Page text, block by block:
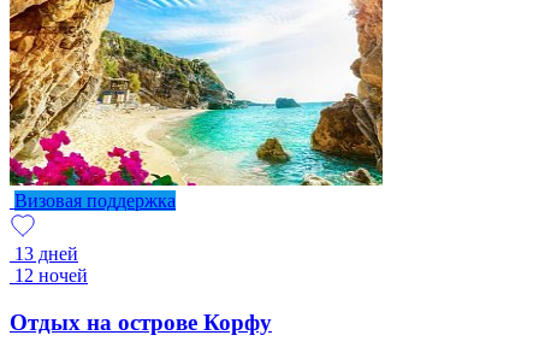
Визовая поддержка
13 дней
12 ночей
Отдых на острове Корфу